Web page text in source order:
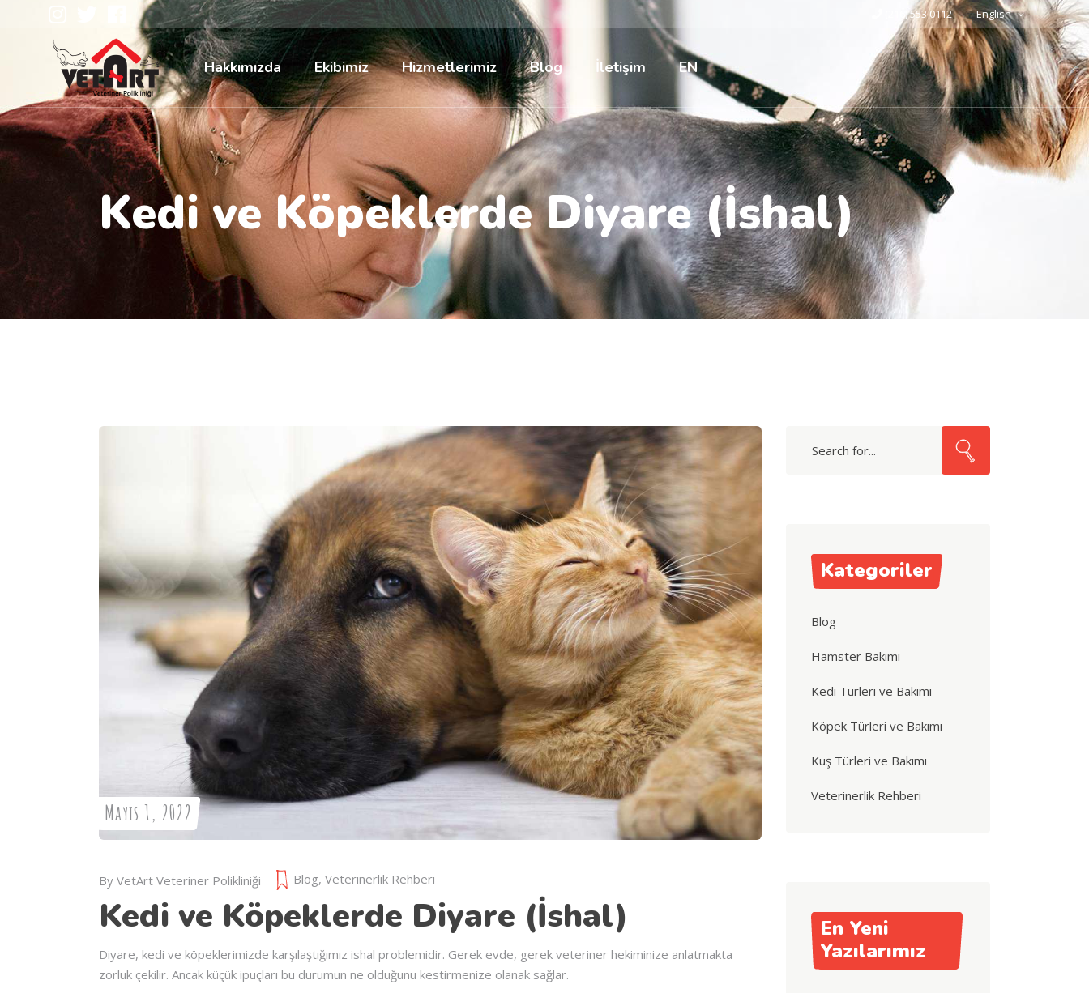
(216) 553 0112 English
Hakkımızda Ekibimiz Hizmetlerimiz Blog İletişim EN
Kedi ve Köpeklerde Diyare (İshal)
Mayıs 1, 2022
By VetArt Veteriner Polikliniği Blog, Veterinerlik Rehberi
Kedi ve Köpeklerde Diyare (İshal)
Diyare, kedi ve köpeklerimizde karşılaştığımız ishal problemidir. Gerek evde, gerek veteriner hekiminize anlatmakta
zorluk çekilir. Ancak küçük ipuçları bu durumun ne olduğunu kestirmenize olanak sağlar.
Kategoriler
Blog
Hamster Bakımı
Kedi Türleri ve Bakımı
Köpek Türleri ve Bakımı
Kuş Türleri ve Bakımı
Veterinerlik Rehberi
En Yeni
Yazılarımız